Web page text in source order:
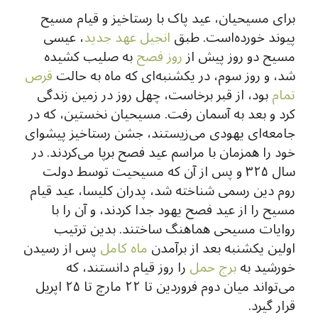
برای مسیحیان، عید پاک با رستاخیز و قیام مسیح
پیوند خورده‌است. طبقانجیلعهد جدید، عیسی
مسیح دو روز پیش ازروز فصحبه صلیب کشیده
شد، و روز سوم، در یکشنبه‌ای که ماه به حالتقرص
تمامبود، از قبر برخاست، چهل روز در زمین زندگی
کرد و بعد به آسمان رفت. مسیحیان نخستین، که در
جامعه‌ای یهودی می‌زیستند، جشن رستاخیز پیشوای
خود را همزمان با مراسم عید فصح برپا می‌کردند. در
سال ۳۲۵ و پس از آن که مسیحیت توسط دولت
روم دین رسمی شناخته شد، پدران کلیسا، عید قیام
مسیح را از عید فصح یهود جدا کردند، و آن را با
روایات مسیحی هماهنگ ساختند. بدین ترتیب
اولین یکشنبه بعد از برآمدنماه کاملپس از رسیدن
خورشید بهبرج حملرا روز قیام دانستند، که
می‌تواند میان دوم فروردین تا ۲۲ مارچ تا ۲۵ اپریل
قرار گیرد.